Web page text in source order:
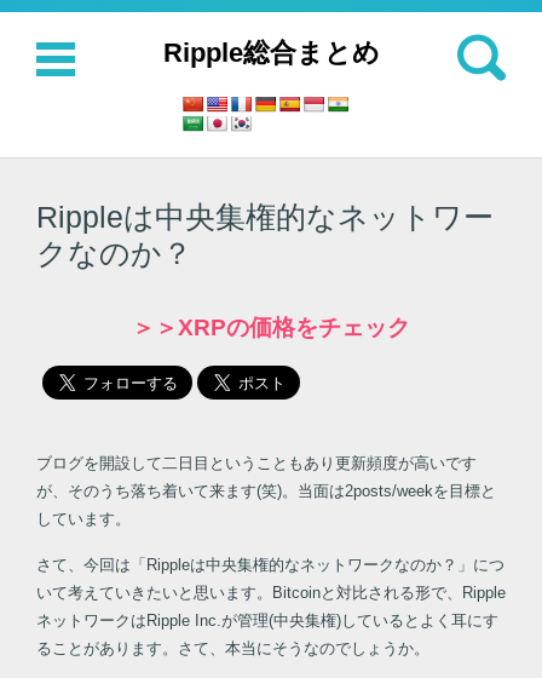
Ripple総合まとめ
検索:
コンテンツに移動
Rippleは中央集権的なネットワー
クなのか？
＞＞XRPの価格をチェック
ブログを開設して二日目ということもあり更新頻度が高いです
が、そのうち落ち着いて来ます(笑)。当面は2posts/weekを目標と
しています。
さて、今回は「Rippleは中央集権的なネットワークなのか？」につ
いて考えていきたいと思います。Bitcoinと対比される形で、Ripple
ネットワークはRipple Inc.が管理(中央集権)しているとよく耳にす
ることがあります。さて、本当にそうなのでしょうか。